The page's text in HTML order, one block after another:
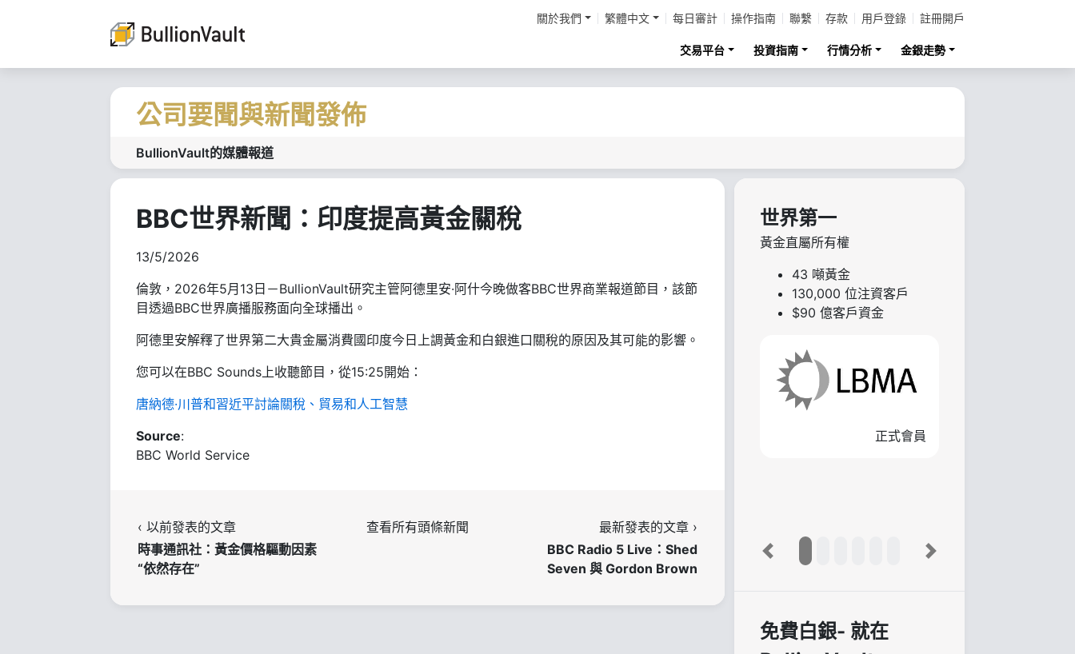
關於我們 繁體中文 每日審計 操作指南 聯繫 存款 用戶登錄 註冊開戶
交易平台 投資指南 行情分析 金銀走勢
公司要聞與新聞發佈
BullionVault的媒體報道
BBC世界新聞：印度提高黃金關稅
13/5/2026
倫敦，2026年5月13日－BullionVault研究主管阿德里安·阿什今晚做客BBC世界商業報道節目，該節
目透過BBC世界廣播服務面向全球播出。
阿德里安解釋了世界第二大貴金屬消費國印度今日上調黃金和白銀進口關稅的原因及其可能的影響。
您可以在BBC Sounds上收聽節目，從15:25開始：
唐納德·川普和習近平討論關稅、貿易和人工智慧
Source:
BBC World Service
‹ 以前發表的文章
時事通訊社：黃金價格驅動因素
“依然存在”
查看所有頭條新聞
最新發表的文章 ›
BBC Radio 5 Live：Shed
Seven 與 Gordon Brown
世界第一
黃金直屬所有權
43 噸黃金
130,000 位注資客戶
$90 億客戶資金
正式會員
Previous Next
免費白銀- 就在